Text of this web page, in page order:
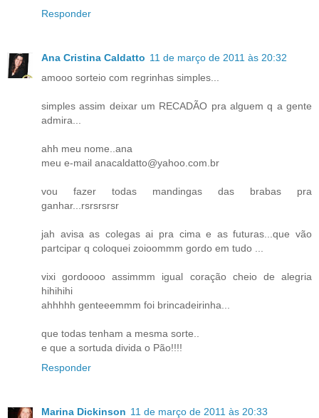
Responder
Ana Cristina Caldatto 11 de março de 2011 às 20:32
amooo sorteio com regrinhas simples...
simples assim deixar um RECADÃO pra alguem q a gente
admira...
ahh meu nome..ana
meu e-mail anacaldatto@yahoo.com.br
vou fazer todas mandingas das brabas pra
ganhar...rsrsrsrsr
jah avisa as colegas ai pra cima e as futuras...que vão
partcipar q coloquei zoioommm gordo em tudo ...
vixi gordoooo assimmm igual coração cheio de alegria
hihihihi
ahhhhh genteeemmm foi brincadeirinha...
que todas tenham a mesma sorte..
e que a sortuda divida o Pão!!!!
Responder
Marina Dickinson 11 de março de 2011 às 20:33